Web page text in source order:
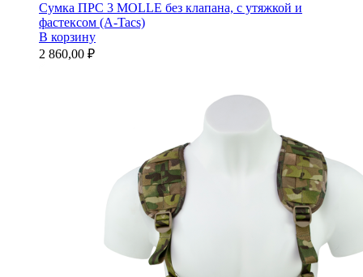
Сумка ПРС 3 MOLLE без клапана, с утяжкой и
фастексом (A-Tacs)
В корзину
2 860,00 ₽